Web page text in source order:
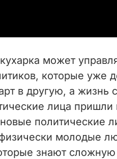
i
d
e
o
может
которые уже
в другую, а жизнь
лица пришли
политические
молодые
знают сложную